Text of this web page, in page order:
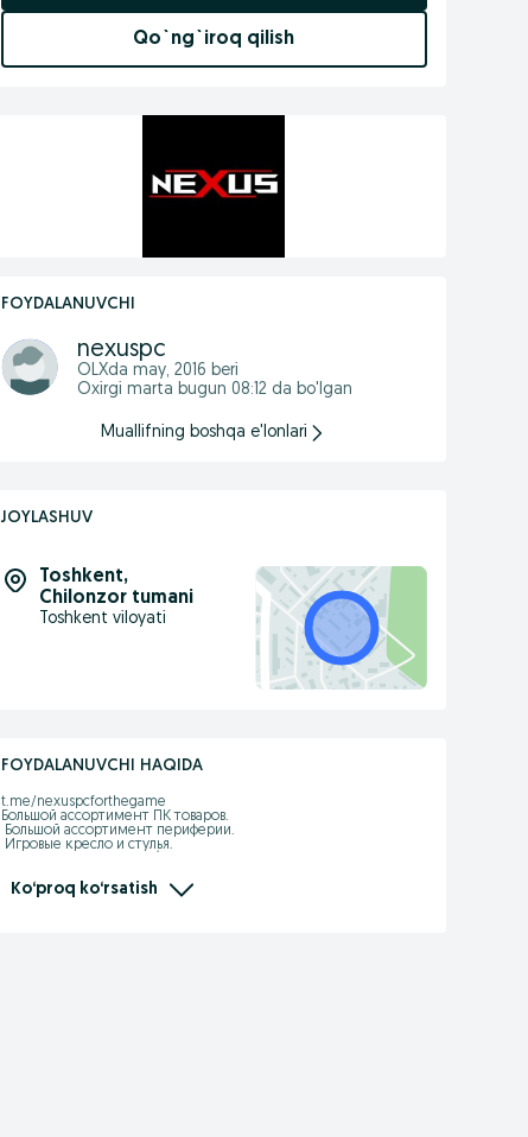
Qo`ng`iroq qilish
FOYDALANUVCHI
nexuspc
OLXda may, 2016 beri
Oxirgi marta bugun 08:12 da bo'lgan
Muallifning boshqa e'lonlari
JOYLASHUV
Toshkent,
Chilonzor tumani
Toshkent viloyati
FOYDALANUVCHI HAQIDA
t.me/nexuspcforthegame
Большой ассортимент ПК товаров.
Адрес: Абу Сахий Р блок 35-магазин
Ko‘proq ko‘rsatish